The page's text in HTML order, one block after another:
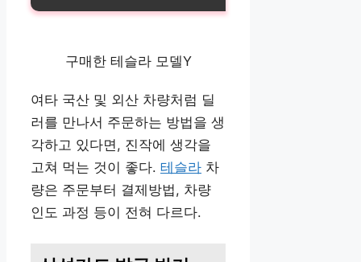
구매한 테슬라 모델Y
여타 국산 및 외산 차량처럼 딜
러를 만나서 주문하는 방법을 생
각하고 있다면, 진작에 생각을
고쳐 먹는 것이 좋다. 테슬라 차
량은 주문부터 결제방법, 차량
인도 과정 등이 전혀 다르다.